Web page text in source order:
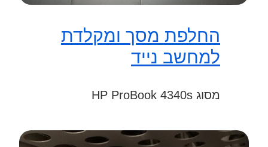
החלפת מסך ומקלדת
למחשב נייד
מסוג HP ProBook 4340s